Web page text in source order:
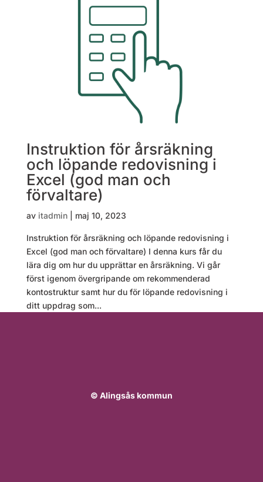
Instruktion för årsräkning
och löpande redovisning i
Excel (god man och
förvaltare)
av itadmin| maj 10, 2023
Instruktion för årsräkning och löpande redovisning i
Excel (god man och förvaltare) I denna kurs får du
lära dig om hur du upprättar en årsräkning. Vi går
först igenom övergripande om rekommenderad
kontostruktur samt hur du för löpande redovisning i
ditt uppdrag som...
© Alingsås kommun